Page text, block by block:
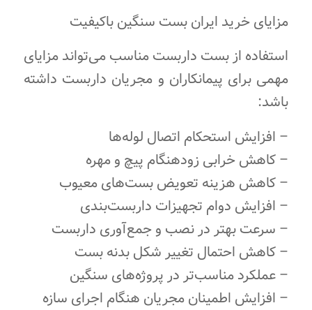
مزایای خرید ایران بست سنگین باکیفیت
استفاده از بست داربست مناسب می‌تواند مزایای
مهمی برای پیمانکاران و مجریان داربست داشته
باشد:
– افزایش استحکام اتصال لوله‌ها
– کاهش خرابی زودهنگام پیچ و مهره
– کاهش هزینه تعویض بست‌های معیوب
– افزایش دوام تجهیزات داربست‌بندی
– سرعت بهتر در نصب و جمع‌آوری داربست
– کاهش احتمال تغییر شکل بدنه بست
– عملکرد مناسب‌تر در پروژه‌های سنگین
– افزایش اطمینان مجریان هنگام اجرای سازه